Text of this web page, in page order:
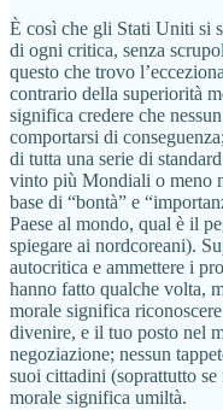
È così che gli Stati Uniti si
di ogni critica, senza
questo che trovo
contrario della superiorità
significa credere che
comportarsi di
di tutta una serie di
vinto più Mondiali o meno
base di “bontà” e
Paese al mondo, qual è il
spiegare ai nordcoreani).
autocritica e ammettere i
hanno fatto qualche volta,
morale significa
divenire, e il tuo posto nel
negoziazione; nessun
suoi cittadini (soprattutto
morale significa umiltà.